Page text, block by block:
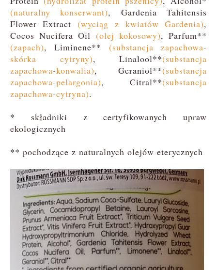
(naturalny konserwant), Gardenia Tahitensis
Flower Extract (wyciąg z kwiatów Gardenia),
Cocos Nucifera Oil (olej kokosowy), Parfum**
(zapach), Liminene** (substancja zapachowa-
skórka cytryny), Linalool**(substancja
zapachowa-konwalia), Geraniol**(substancja
zapachowa-pelargonia), Citral**(substancja
zapachowa-cytryna).
* składniki z certyfikowanych upraw
ekologicznych
** pochodzące z naturalnych olejów eterycznych